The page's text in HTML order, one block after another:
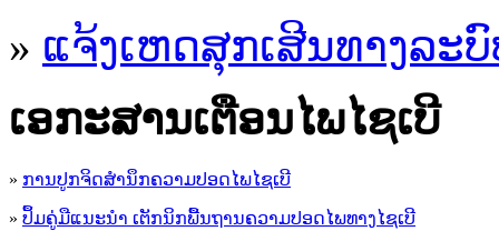
» ແຈ້ງເຫດສຸກເສີນທາງລະ
ເອ​ກະ​ສານເຕືອນໄພໄຊເບີ
» ການປູກຈິດສໍານຶກຄວາມປອດໄພໄຊເບີ
» ປຶ້ມຄູ່ມືແນະນໍາ ເຕັກນິກພື້ນຖານຄວາມປອດໄພທາງໄຊເບີ